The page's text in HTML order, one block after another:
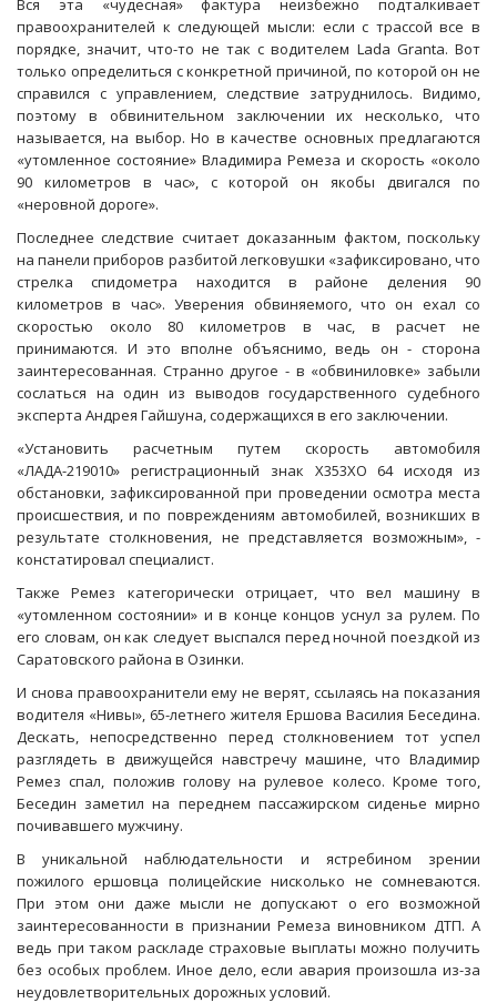
правоохранителей к следующей мысли: если с трассой все в
порядке, значит, что-то не так с водителем Lada Granta. Вот
только определиться с конкретной причиной, по которой он не
справился с управлением, следствие затруднилось. Видимо,
поэтому в обвинительном заключении их несколько, что
называется, на выбор. Но в качестве основных предлагаются
«утомленное состояние» Владимира Ремеза и скорость «около
90 километров в час», с которой он якобы двигался по
«неровной дороге».
Последнее следствие считает доказанным фактом, поскольку
на панели приборов разбитой легковушки «зафиксировано, что
стрелка спидометра находится в районе деления 90
километров в час». Уверения обвиняемого, что он ехал со
скоростью около 80 километров в час, в расчет не
принимаются. И это вполне объяснимо, ведь он - сторона
заинтересованная. Странно другое - в «обвиниловке» забыли
сослаться на один из выводов государственного судебного
эксперта Андрея Гайшуна, содержащихся в его заключении.
«Установить расчетным путем скорость автомобиля
«ЛАДА-219010» регистрационный знак Х353ХО 64 исходя из
обстановки, зафиксированной при проведении осмотра места
происшествия, и по повреждениям автомобилей, возникших в
результате столкновения, не представляется возможным», -
констатировал специалист.
Также Ремез категорически отрицает, что вел машину в
«утомленном состоянии» и в конце концов уснул за рулем. По
его словам, он как следует выспался перед ночной поездкой из
Саратовского района в Озинки.
И снова правоохранители ему не верят, ссылаясь на показания
водителя «Нивы», 65-летнего жителя Ершова Василия Беседина.
Дескать, непосредственно перед столкновением тот успел
разглядеть в движущейся навстречу машине, что Владимир
Ремез спал, положив голову на рулевое колесо. Кроме того,
Беседин заметил на переднем пассажирском сиденье мирно
почивавшего мужчину.
В уникальной наблюдательности и ястребином зрении
пожилого ершовца полицейские нисколько не сомневаются.
При этом они даже мысли не допускают о его возможной
заинтересованности в признании Ремеза виновником ДТП. А
ведь при таком раскладе страховые выплаты можно получить
без особых проблем. Иное дело, если авария произошла из-за
неудовлетворительных дорожных условий.